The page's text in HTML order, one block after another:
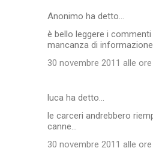
Anonimo ha detto…
è bello leggere i
mancanza di
30 novembre 2011 alle
luca ha detto…
le carceri andrebbero
canne...
30 novembre 2011 alle